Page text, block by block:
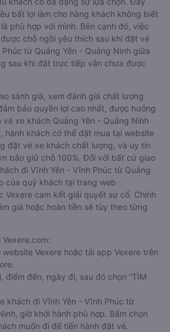
bất lợi làm cho hàng khách không biết
phù hợp với mình. Bên cạnh đó, việc
chỗ ngồi yêu thích sau khi đặt vé
từ Quảng Yên - Quảng Ninh giữa
sau khi đặt trực tiếp vẫn chưa được
sánh giá, xem đánh giá chất lượng
bảo quyền lợi cao nhất, được hưởng
vé xe khách Quảng Yên - Quảng Ninh
hành khách có thể đặt mua tại website
đặt vé xe khách chất lượng, và uy tín
bảo giữ chỗ 100%. Đối với bất cứ giao
đi Vĩnh Yên - Vĩnh Phúc từ Quảng
của quý khách tại trang web
Vexere cam kết giải quyết sự cố. Chính
giá hoặc hoàn tiền sẽ tùy theo từng
Vexere hoặc tải app Vexere trên
điểm đến, ngày đi, sau đó chọn “TÌM
khách đi Vĩnh Yên - Vĩnh Phúc từ
giờ khởi hành phù hợp. Bấm chọn
muốn đi để tiến hành đặt vé.